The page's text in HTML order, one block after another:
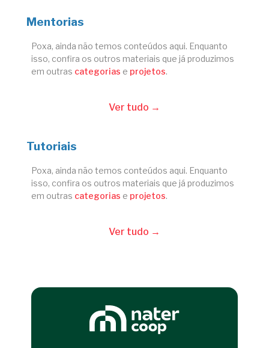
Mentorias
Poxa, ainda não temos conteúdos aqui. Enquanto
isso, confira os outros materiais que já produzimos
em outras categorias e projetos.
Ver tudo →
Tutoriais
Poxa, ainda não temos conteúdos aqui. Enquanto
isso, confira os outros materiais que já produzimos
em outras categorias e projetos.
Ver tudo →